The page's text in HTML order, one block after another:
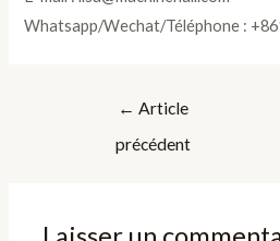
Whatsapp/Wechat/Téléphone :
← Article
précédent